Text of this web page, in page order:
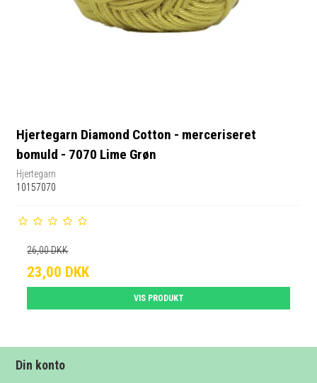
Hjertegarn Diamond Cotton - merceriseret
bomuld - 7070 Lime Grøn
Hjertegarn
10157070
26,00 DKK
23,00 DKK
VIS PRODUKT
Din konto